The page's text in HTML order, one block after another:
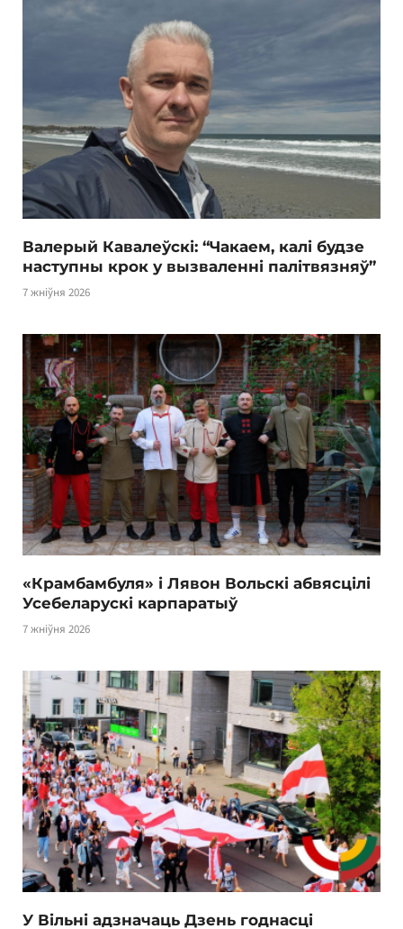
Валерый Кавалеўскі: “Чакаем, калі будзе
наступны крок у вызваленні палітвязняў”
7 жніўня 2026
«Крамбамбуля» і Лявон Вольскі абвясцілі
Усебеларускі карпаратыў
7 жніўня 2026
У Вільні адзначаць Дзень годнасці